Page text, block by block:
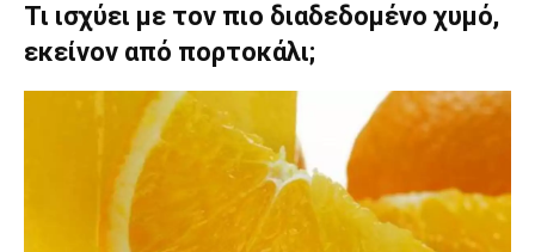
Τι ισχύει με τον πιο διαδεδομένο χυμό,
εκείνον από πορτοκάλι;